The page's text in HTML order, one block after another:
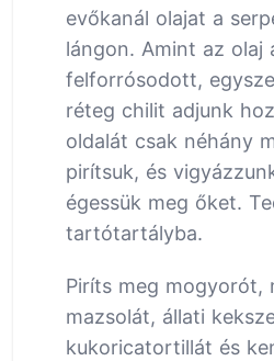
evőkanál olajat a
lángon. Amint az olaj
felforrósodott,
réteg chilit adjunk
oldalát csak néhány
pirítsuk, és
égessük meg őket.
tartótartályba.
Piríts meg mogyorót,
mazsolát, állati
kukoricatortillát és